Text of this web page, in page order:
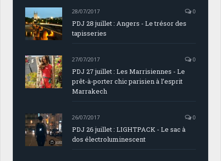
28/07/2017 0
PDJ 28 juillet : Angers - Le trésor des
tapisseries
27/07/2017 0
PDJ 27 juillet : Les Marrisiennes - Le
prêt-à-porter chic parisien à l’esprit
Marrakech
26/07/2017 0
PDJ 26 juillet : LIGHTPACK - Le sac à
dos électroluminescent